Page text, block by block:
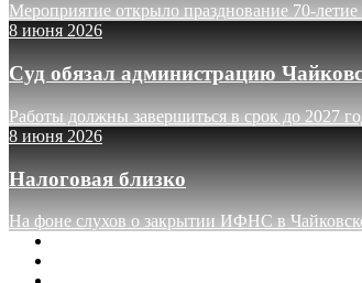
Мероприятие открыло празднование 70-летие
8 июня 2026
Суд обязал администрацию
Работы должны завершиться в срок до 2027
8 июня 2026
Налоговая близко
На фоне слухов о закрытии ИФНС в